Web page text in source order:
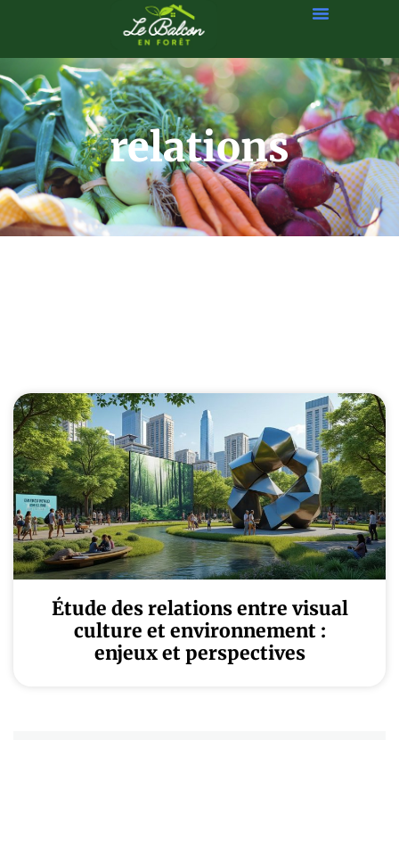
relations
Étude des relations entre visual
culture et environnement :
enjeux et perspectives